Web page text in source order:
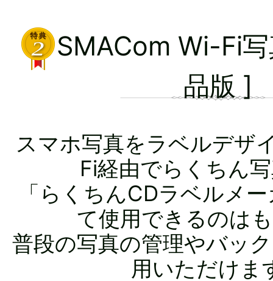
SMACom Wi-Fi
品版 ]
スマホ写真をラベルデザ
Fi経由でらくちん
「らくちんCDラベルメ
て使用できるのは
普段の写真の管理やバッ
用いただけま